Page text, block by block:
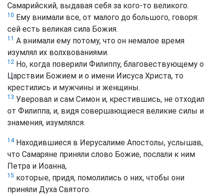
Самарийский, выдавая себя за кого-то великого.
10 Ему внимали все, от малого до большого, говоря:
сей есть великая сила Божия.
11 А внимали ему потому, что он немалое время
изумлял их волхвованиями.
12 Но, когда поверили Филиппу, благовествующему о
Царствии Божием и о имени Иисуса Христа, то
крестились и мужчины и женщины.
13 Уверовал и сам Симон и, крестившись, не отходил
от Филиппа; и, видя совершающиеся великие силы и
знамения, изумлялся.
14Находившиеся в Иерусалиме Апостолы, услышав,
что Самаряне приняли слово Божие, послали к ним
Петра и Иоанна,
15 которые, придя, помолились о них, чтобы они
приняли Духа Святого.